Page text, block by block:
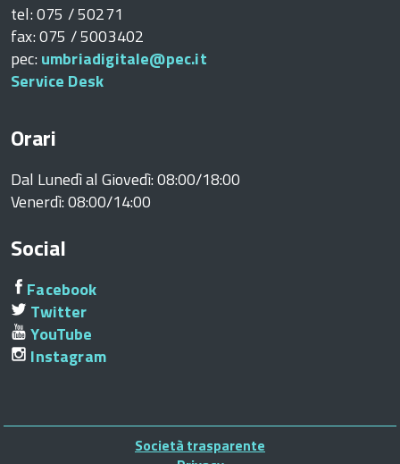
tel: 075 / 50271
fax: 075 / 5003402
pec: umbriadigitale@pec.it
Service Desk
Orari
Dal Lunedì al Giovedì: 08:00/18:00
Venerdì: 08:00/14:00
Social
Facebook
Twitter
YouTube
Instagram
Società trasparente